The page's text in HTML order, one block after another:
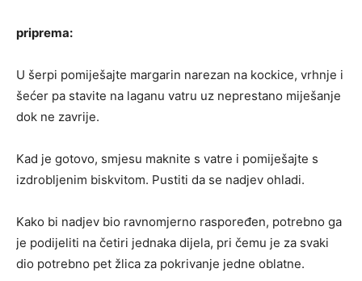
priprema:
U šerpi pomiješajte margarin narezan na kockice, vrhnje i
šećer pa stavite na laganu vatru uz neprestano miješanje
dok ne zavrije.
Kad je gotovo, smjesu maknite s vatre i pomiješajte s
izdrobljenim biskvitom. Pustiti da se nadjev ohladi.
Kako bi nadjev bio ravnomjerno raspoređen, potrebno ga
je podijeliti na četiri jednaka dijela, pri čemu je za svaki
dio potrebno pet žlica za pokrivanje jedne oblatne.